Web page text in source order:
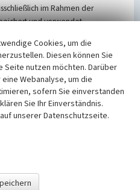
im Rahmen der
und verwendet.
der Vorschriften des
NRW und der seit
Datenschutzgrundverordnung
beachten Sie bitte unsere
unten das Rechenergebnis aus der
Cookies, um die
Diesen können Sie
nutzen möchten. Darüber
Webanalyse, um die
sofern Sie einverstanden
Sie Ihr Einverständnis.
unserer Datenschutzseite.